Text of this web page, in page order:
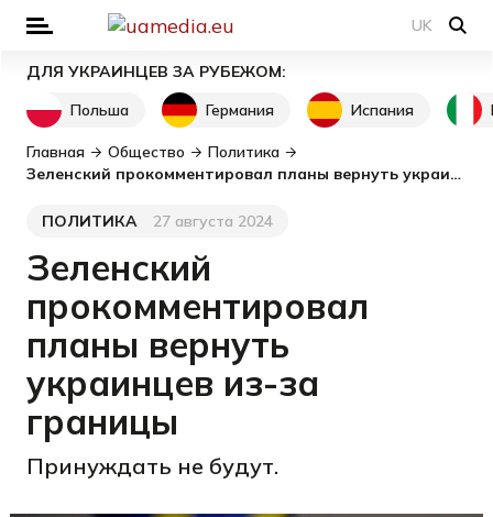
UK
ДЛЯ УКРАИНЦЕВ ЗА РУБЕЖОМ:
Польша
Германия Испания
Главная Общество
Политика
Зеленский прокомментировал планы вернуть украинцев из-за границы
Категория
ПОЛИТИКА
Дата публикации27 августа 2024
Зеленский
прокомментировал
планы вернуть
украинцев из-за
границы
Принуждать не будут.